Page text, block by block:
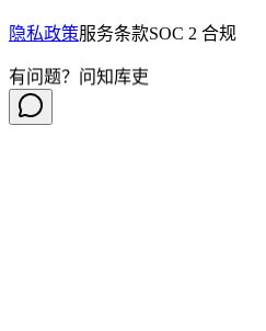
隐私政策服务条款SOC 2 合规
有问题？问知库吏